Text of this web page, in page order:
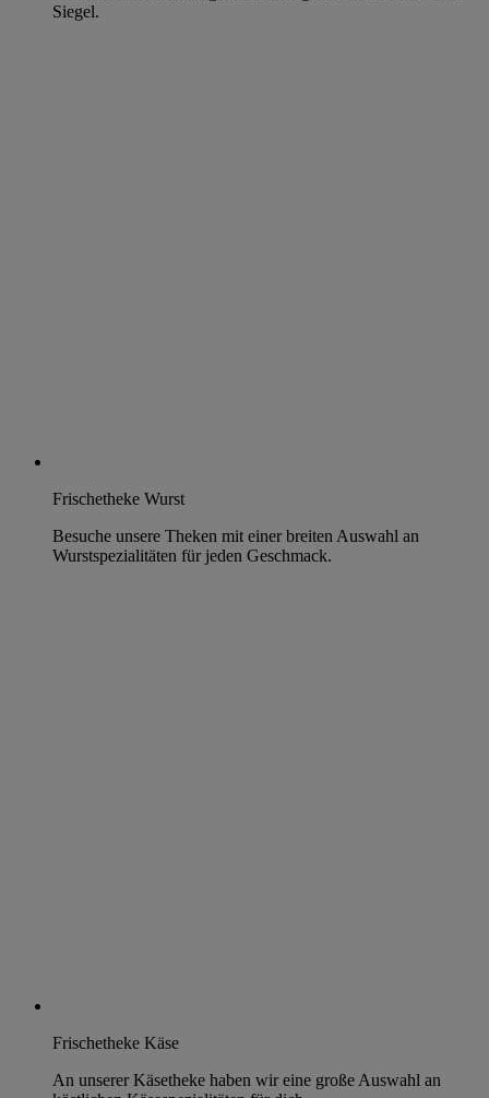
Siegel.
Frischetheke Wurst
Besuche unsere Theken mit einer breiten Auswahl an
Wurstspezialitäten für jeden Geschmack.
Frischetheke Käse
An unserer Käsetheke haben wir eine große Auswahl an